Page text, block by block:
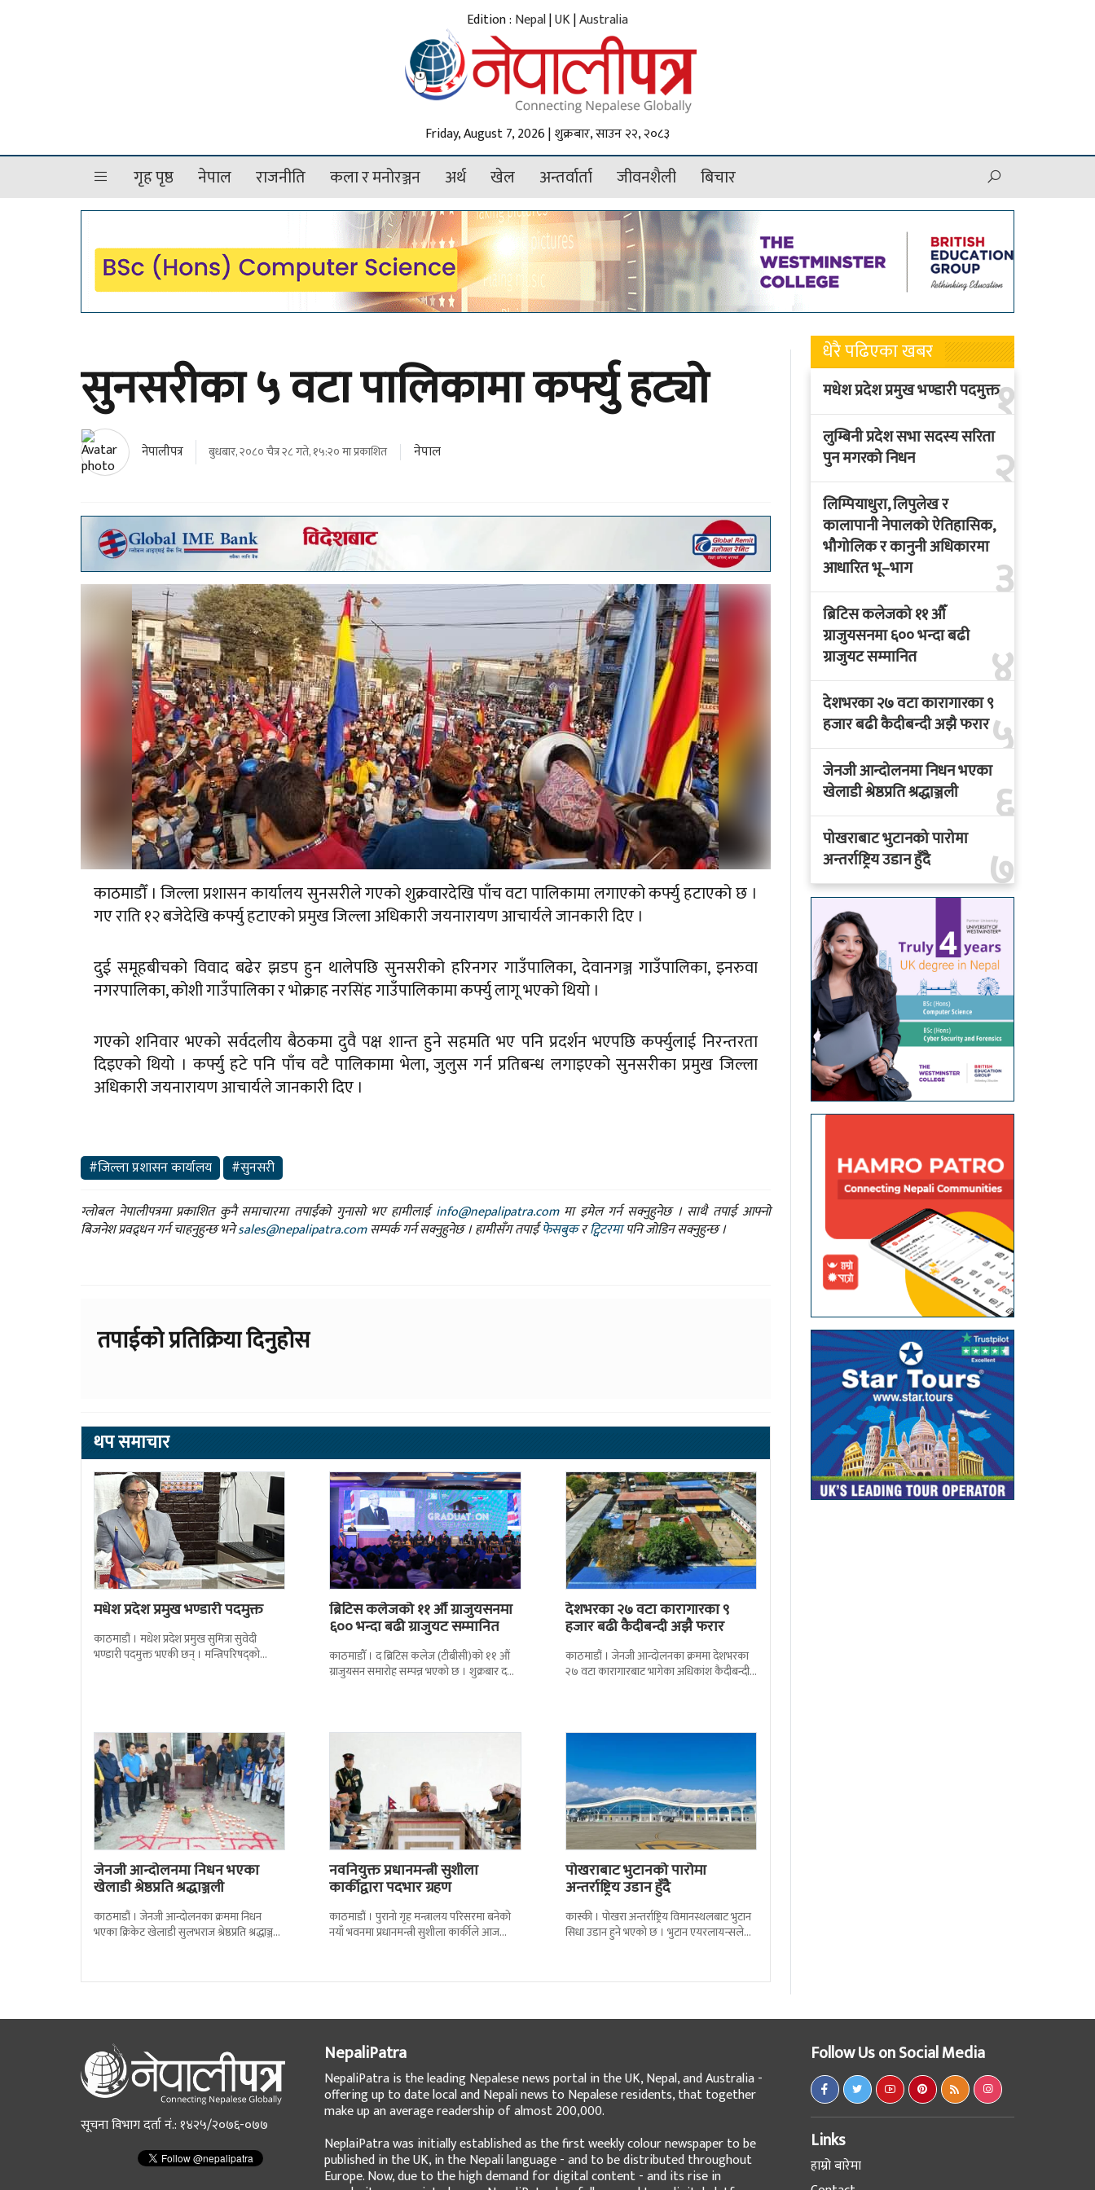
Edition : Nepal|UK|Australia
Friday, August 7, 2026 | शुक्रबार, साउन २२, २०८३
गृह पृष्ठ नेपाल राजनीति कला र मनोरञ्जन अर्थ खेल अन्तर्वार्ता जीवनशैली बिचार
सुनसरीका ५ वटा पालिकामा कर्फ्यु हट्यो
नेपालीपत्र बुधबार, २०८० चैत्र २८ गते, १५:२० मा प्रकाशित नेपाल
काठमाडौँ । जिल्ला प्रशासन कार्यालय सुनसरीले गएको शुक्रवारदेखि पाँच वटा पालिकामा लगाएको कर्फ्यु हटाएको छ ।
गए राति १२ बजेदेखि कर्फ्यु हटाएको प्रमुख जिल्ला अधिकारी जयनारायण आचार्यले जानकारी दिए ।
दुई समूहबीचको विवाद बढेर झडप हुन थालेपछि सुनसरीको हरिनगर गाउँपालिका, देवानगञ्ज गाउँपालिका, इनरुवा
नगरपालिका, कोशी गाउँपालिका र भोक्राह नरसिंह गाउँपालिकामा कर्फ्यु लागू भएको थियो ।
गएको शनिवार भएको सर्वदलीय बैठकमा दुवै पक्ष शान्त हुने सहमति भए पनि प्रदर्शन भएपछि कर्फ्युलाई निरन्तरता
दिइएको थियो । कर्फ्यु हटे पनि पाँच वटै पालिकामा भेला, जुलुस गर्न प्रतिबन्ध लगाइएको सुनसरीका प्रमुख जिल्ला
अधिकारी जयनारायण आचार्यले जानकारी दिए ।
#जिल्ला प्रशासन कार्यालय
#सुनसरी
ग्लोबल नेपालीपत्रमा प्रकाशित कुनै समाचारमा तपाईंको गुनासो भए हामीलाईinfo@nepalipatra.comमा इमेल गर्न सक्नुहुनेछ । साथै तपाई आफ्नो
बिजनेश प्रवद्र्धन गर्न चाहनुहुन्छ भनेsales@nepalipatra.comसम्पर्क गर्न सक्नुहुनेछ । हामीसँग तपाईंफेसबुकरट्विटरमापनि जोडिन सक्नुहुन्छ ।
तपाईको प्रतिक्रिया दिनुहोस
थप समाचार
मधेश प्रदेश प्रमुख भण्डारी पदमुक्त
काठमाडौं । मधेश प्रदेश प्रमुख सुमित्रा सुवेदी
भण्डारी पदमुक्त भएकी छन् । मन्त्रिपरिषद्को
ब्रिटिस कलेजको ११ औँ ग्राजुयसनमा
६०० भन्दा बढी ग्राजुयट सम्मानित
काठमाडौँ । द ब्रिटिस कलेज (टीबीसी)को ११ औं
ग्राजुयसन समारोह सम्पन्न भएको छ । शुक्रबार द
देशभरका २७ वटा कारागारका ९
हजार बढी कैदीबन्दी अझै फरार
काठमाडौं । जेनजी आन्दोलनका क्रममा देशभरका
२७ वटा कारागारबाट भागेका अधिकांश कैदीबन्दी
जेनजी आन्दोलनमा निधन भएका
खेलाडी श्रेष्ठप्रति श्रद्धाञ्जली
काठमाडौं । जेनजी आन्दोलनका क्रममा निधन
भएका क्रिकेट खेलाडी सुलभराज श्रेष्ठप्रति श्रद्धाञ्जली
नवनियुक्त प्रधानमन्त्री सुशीला
कार्कीद्वारा पदभार ग्रहण
काठमाडौं । पुरानो गृह मन्त्रालय परिसरमा बनेको
नयाँ भवनमा प्रधानमन्त्री सुशीला कार्कीले आज
पोखराबाट भुटानको पारोमा
अन्तर्राष्ट्रिय उडान हुँदै
कास्की । पोखरा अन्तर्राष्ट्रिय विमानस्थलबाट भुटान
सिधा उडान हुने भएको छ । भुटान एयरलायन्सले
धेरै पढिएका खबर
१
मधेश प्रदेश प्रमुख भण्डारी पदमुक्त
२
लुम्बिनी प्रदेश सभा सदस्य सरिता
पुन मगरको निधन
३
लिम्पियाधुरा, लिपुलेख र
कालापानी नेपालको ऐतिहासिक,
भौगोलिक र कानुनी अधिकारमा
आधारित भू–भाग
४
ब्रिटिस कलेजको ११ औँ
ग्राजुयसनमा ६०० भन्दा बढी
ग्राजुयट सम्मानित
५
देशभरका २७ वटा कारागारका ९
हजार बढी कैदीबन्दी अझै फरार
६
जेनजी आन्दोलनमा निधन भएका
खेलाडी श्रेष्ठप्रति श्रद्धाञ्जली
७
पोखराबाट भुटानको पारोमा
अन्तर्राष्ट्रिय उडान हुँदै
सूचना विभाग दर्ता नं.: १४२५/२०७६-०७७
NepaliPatra
NepaliPatra is the leading Nepalese news portal in the UK, Nepal, and Australia -
offering up to date local and Nepali news to Nepalese residents, that together
make up an average readership of almost 200,000.
NeplaiPatra was initially established as the first weekly colour newspaper to be
published in the UK, in the Nepali language - and to be distributed throughout
Europe. Now, due to the high demand for digital content - and its rise in
Follow Us on Social Media
Links
हाम्रो बारेमा